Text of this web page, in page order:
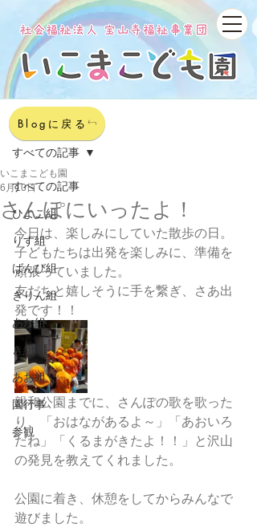
記事
すべての記事
ひよこ組
りす組
ばんび組
きりん組
あか組
き組
あお組
園行事
参観
すべての記事
さんぽにいったよ！
いこまこども園
6月10日
今日は、楽しみにしていた散歩の日。
子どもたちは出発を楽しみに、準備を
頑張っていました。
友だちと嬉しそうに手を繋ぎ、さあ出
発です！！
親和公園までに、さんぽの歌を歌った
り、「おはながあるよ～」「あおいろ
だね」「くるまがきたよ！！」と沢山
の発見を教えてくれました。
公園に着き、休憩をしてからみんなで
遊びました。
Blogに戻る